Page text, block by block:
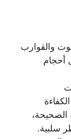
والقوارب
أحجام
الصحيحة،
سلبية.